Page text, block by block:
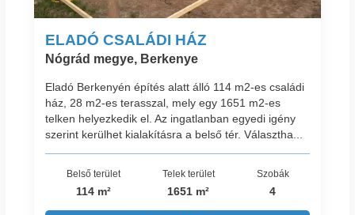
ELADÓ CSALÁDI HÁZ
Nógrád megye, Berkenye
Eladó Berkenyén építés alatt álló 114 m2-es családi
ház, 28 m2-es terasszal, mely egy 1651 m2-es
telken helyezkedik el. Az ingatlanban egyedi igény
szerint kerülhet kialakításra a belső tér. Választha...
Belső terület
114 m²
Telek terület
1651 m²
Szobák
4